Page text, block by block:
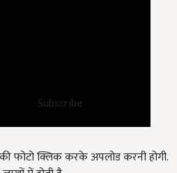
Subscribe
में होती है.